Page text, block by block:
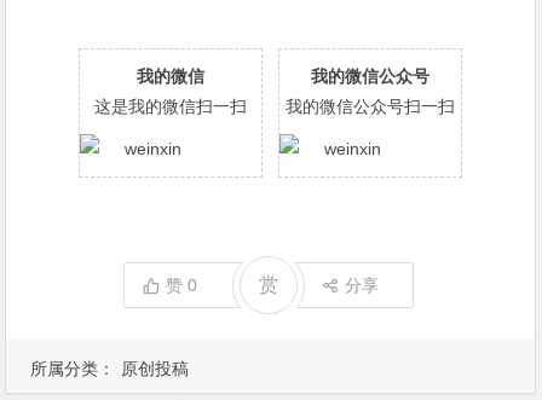
所属分类： 原创投稿
我的微信
这是我的微信扫一扫
我的微信公众号
我的微信公众号扫一扫
赞0 赏 分享